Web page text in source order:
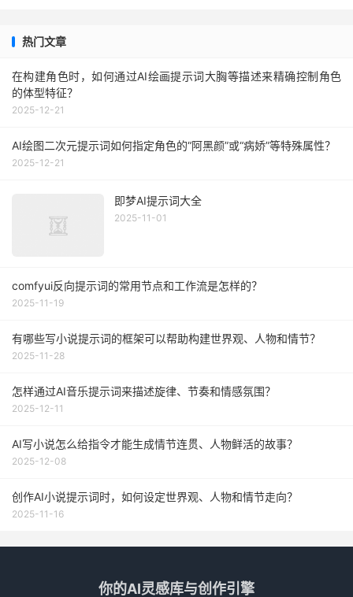
热门文章
在构建角色时，如何通过AI绘画提示词大胸等描述来精确控制角色
的体型特征？
2025-12-21
AI绘图二次元提示词如何指定角色的“阿黑颜”或“病娇”等特殊属性？
2025-12-21
即梦AI提示词大全
2025-11-01
comfyui反向提示词的常用节点和工作流是怎样的？
2025-11-19
有哪些写小说提示词的框架可以帮助构建世界观、人物和情节？
2025-11-28
怎样通过AI音乐提示词来描述旋律、节奏和情感氛围？
2025-12-11
AI写小说怎么给指令才能生成情节连贯、人物鲜活的故事？
2025-12-08
创作AI小说提示词时，如何设定世界观、人物和情节走向？
2025-11-16
你的AI灵感库与创作引擎